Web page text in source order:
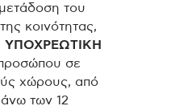
του
κοινότητας,
ΥΠΟΧΡΕΩΤΙΚΗ
σε
χώρους, από
άνω των 12